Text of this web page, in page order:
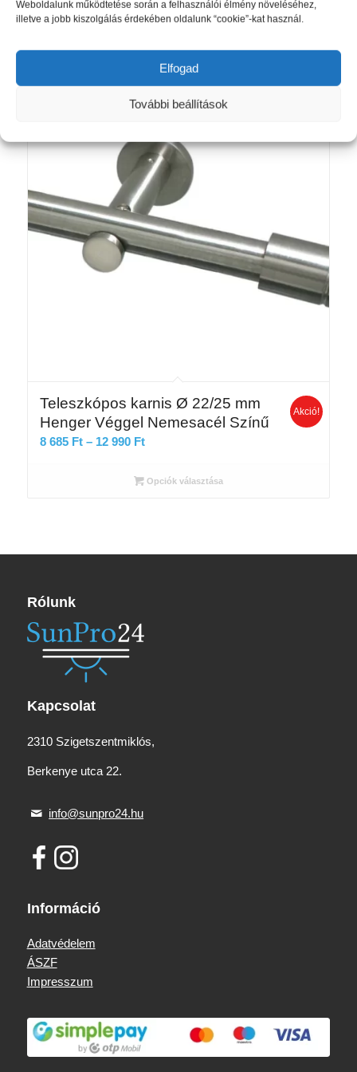
Weboldalunk működtetése során a felhasználói élmény növeléséhez,
illetve a jobb kiszolgálás érdekében oldalunk “cookie”-kat használ.
Elfogad
További beállítások
7 525Ft – 11 570FtÁrtartomány:
7
570 Ft
Teleszkópos karnis Ø 22/25 mm
Henger Véggel Nemesacél Színű
8 685 Ft – 12 990 FtÁrtartomány:
685 Ft
Akció!
Opciók választása
Rólunk
Kapcsolat
2310 Szigetszentmiklós,
Berkenye utca 22.
info@sunpro24.hu
Információ
Adatvédelem
ÁSZF
Impresszum